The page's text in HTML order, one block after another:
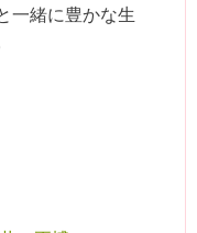
一緒に豊かな生